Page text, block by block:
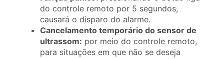
do controle remoto por 5 segundos,
causará o disparo do alarme.
Cancelamento temporário do sensor de
ultrassom: por meio do controle remoto,
para situações em que não se deseja